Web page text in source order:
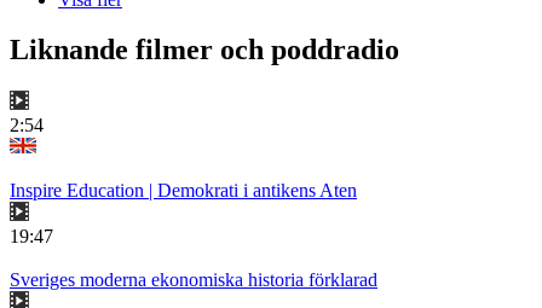
Liknande filmer och poddradio
2:54
Inspire Education | Demokrati i antikens Aten
19:47
Sveriges moderna ekonomiska historia förklarad